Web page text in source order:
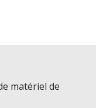
matériel de